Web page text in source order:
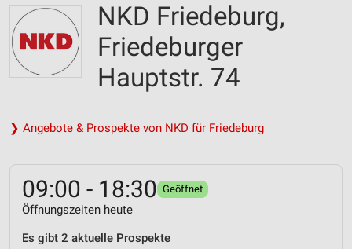
NKD Friedeburg,
Friedeburger
Hauptstr. 74
❯ Angebote & Prospekte von NKD für Friedeburg
09:00 - 18:30 Geöffnet
Öffnungszeiten heute
Es gibt 2 aktuelle Prospekte